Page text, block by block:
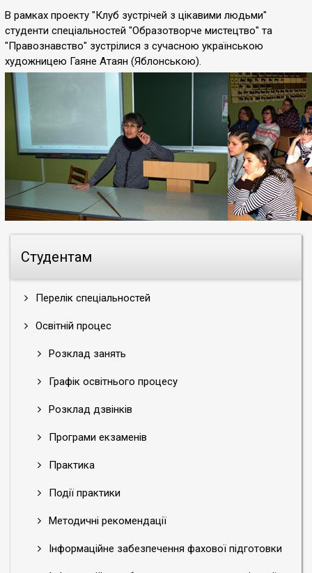
Студентам
Перелік спеціальностей
Освітній процес
Розклад занять
Графік освітнього процесу
Розклад дзвінків
Програми екзаменів
Практика
Події практики
Методичні рекомендації
Інформаційне забезпечення фахової підготовки
В рамках проекту "Клуб зустрічей з цікавими людьми"
студенти спеціальностей "Образотворче мистецтво" та
"Правознавство" зустрілися з сучасною українською
художницею Гаяне Атаян (Яблонською).